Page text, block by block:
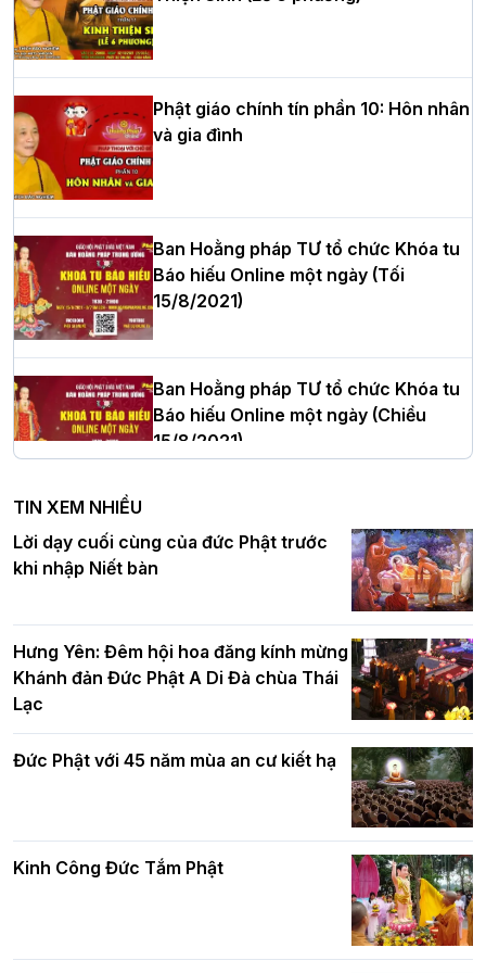
HT.Thích Thọ Lạc được suy cử làm tân
Trưởng BTS GHPGVN tỉnh Nghệ An
Hòa thượng Thích Quảng Tùng tái đắc
cử Trưởng BTS GHPGVN thành phố Hải
Phòng nhiệm kỳ 2026 – 2031
Thượng tọa Thích Tâm Chính được suy
cử tân Trưởng ban Trị sự GHPGVN tỉnh
Hà Nội: Tăng Ni Trường hạ Bồ Đề trang
nghiêm tác pháp Tiền an cư PL.2570 –
DL.2026
chúc mừng Phật đản BTS GHPGVN TP.
Hà Nội
Hơn 5.000 người tham dự diễu hành,
đô hòa bình và phát triển
Phật giáo chính tín phần 10: Hôn nhân
và gia đình
Ban Hoằng pháp TƯ tổ chức Khóa tu
Báo hiếu Online một ngày (Tối
15/8/2021)
Ban Hoằng pháp TƯ tổ chức Khóa tu
Báo hiếu Online một ngày (Chiều
15/8/2021)
Ban Hoằng pháp TƯ tổ chức Khóa tu
Báo hiếu Online một ngày (Sáng
15/8/2021)
Tinh thần yêu nước của Phật giáo
Phật giáo chính tín Phần 9: Giải thích
TIN XEM NHIỀU
Lời dạy cuối cùng của đức Phật trước
khi nhập Niết bàn
Hưng Yên: Đêm hội hoa đăng kính mừng
Khánh đản Đức Phật A Di Đà chùa Thái
Lạc
Đức Phật với 45 năm mùa an cư kiết hạ
Kinh Công Đức Tắm Phật